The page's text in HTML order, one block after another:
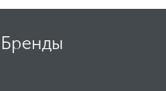
Бренды